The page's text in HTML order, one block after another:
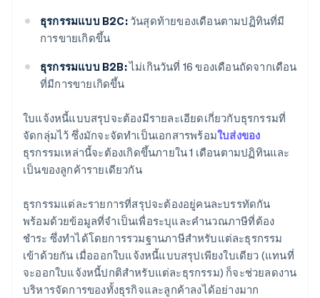
ธุรกรรมแบบ B2C:วันสุดท้ายของเดือนตามปฏิทินที่มี
การขายเกิดขึ้น
ธุรกรรมแบบ B2B:ไม่เกินวันที่ 16 ของเดือนถัดจากเดือน
ที่มีการขายเกิดขึ้น
ใบแจ้งหนี้แบบสรุปจะต้องมีรายละเอียดเกี่ยวกับธุรกรรมที่
จัดกลุ่มไว้ ซึ่งมักจะจัดทำเป็นเอกสารพร้อมใบส่งของ
ธุรกรรมเหล่านี้จะต้องเกิดขึ้นภายใน 1 เดือนตามปฏิทินและ
เป็นของลูกค้ารายเดียวกัน
ธุรกรรมแต่ละรายการที่สรุปจะต้องอยู่คนละบรรทัดกัน
พร้อมด้วยข้อมูลที่จำเป็นเพื่อระบุและคำนวณภาษีที่ต้อง
ชำระ ซึ่งทำได้โดยการรวมฐานภาษีสำหรับแต่ละธุรกรรม
เข้าด้วยกัน เมื่อออกใบแจ้งหนี้แบบสรุปเพียงใบเดียว (แทนที่
จะออกใบแจ้งหนี้ปกติสำหรับแต่ละธุรกรรม) ก็จะช่วยลดงาน
บริหารจัดการของทั้งธุรกิจและลูกค้าลงได้อย่างมาก